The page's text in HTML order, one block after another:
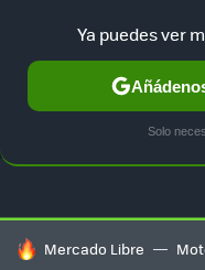
GUÍA DE
HOY SE HABLA DE
Mercado Libre
Ya puedes ver
Solo